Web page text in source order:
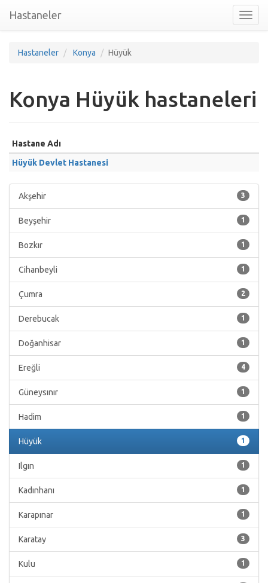
nav
Hastaneler
Hastaneler Konya Hüyük
Konya Hüyük hastaneleri
Hastane Adı
Hüyük Devlet Hastanesi
3
Akşehir
1
Beyşehir
1
Bozkır
1
Cihanbeyli
2
Çumra
1
Derebucak
1
Doğanhisar
4
Ereğli
1
Güneysınır
1
Hadim
1
Hüyük
1
Ilgın
1
Kadınhanı
1
Karapınar
3
Karatay
1
Kulu